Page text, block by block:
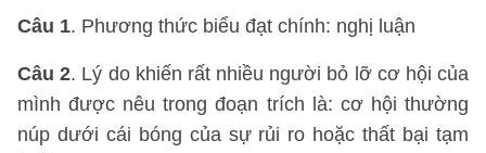
Câu 1. Phương thức biểu đạt chính: nghị luận
Câu 2. Lý do khiến rất nhiều người bỏ lỡ cơ hội của
mình được nêu trong đoạn trích là: cơ hội thường
núp dưới cái bóng của sự rủi ro hoặc thất bại tạm